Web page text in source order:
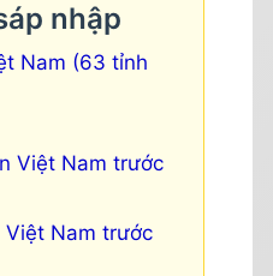
nhập
Nam (63 tỉnh
Việt Nam trước
Việt Nam trước